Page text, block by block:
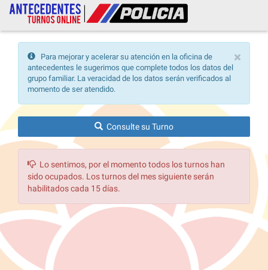
×
Para mejorar y acelerar su atención en la oficina de
antecedentes le sugerimos que complete todos los datos del
grupo familiar. La veracidad de los datos serán verificados al
momento de ser atendido.
Consulte su Turno
Lo sentimos, por el momento todos los turnos han
sido ocupados. Los turnos del mes siguiente serán
habilitados cada 15 días.